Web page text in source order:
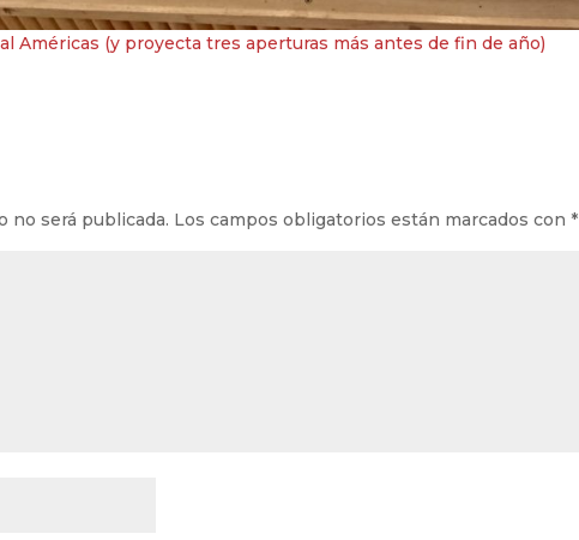
Américas (y proyecta tres aperturas más antes de fin de año)
no será publicada. Los campos obligatorios están marcados con*